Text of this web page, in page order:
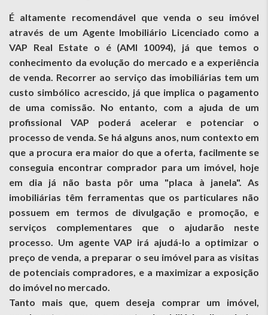
É altamente recomendável que venda o seu imóvel
através de um Agente Imobiliário Licenciado como a
VAP Real Estate o é (AMI 10094), já que temos o
conhecimento da evolução do mercado e a experiência
de venda. Recorrer ao serviço das imobiliárias tem um
custo simbólico acrescido, já que implica o pagamento
de uma comissão. No entanto, com a ajuda de um
profissional VAP poderá acelerar e potenciar o
processo de venda. Se há alguns anos, num contexto em
que a procura era maior do que a oferta, facilmente se
conseguia encontrar comprador para um imóvel, hoje
em dia já não basta pôr uma "placa à janela". As
imobiliárias têm ferramentas que os particulares não
possuem em termos de divulgação e promoção, e
serviços complementares que o ajudarão neste
processo. Um agente VAP irá ajudá-lo a optimizar o
preço de venda, a preparar o seu imóvel para as visitas
de potenciais compradores, e a maximizar a exposição
do imóvel no mercado.
Tanto mais que, quem deseja comprar um imóvel,